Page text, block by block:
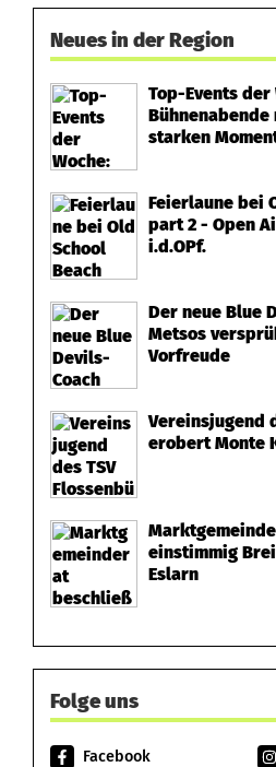
Neues in der Region
Top-Events der
starken
Feierlaune bei
part 2 - Open
i.d.OPf.
Der neue Blue
Metsos
Vorfreude
Vereinsjugend
erobert Monte
einstimmig
Eslarn
Folge uns
Facebook